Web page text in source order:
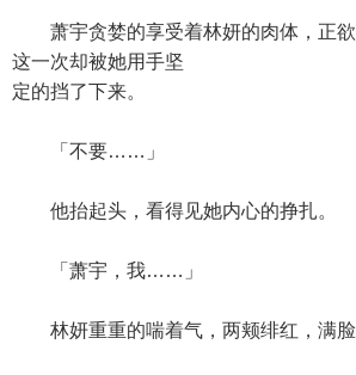
萧宇贪婪的享受着林妍的肉体，正欲
这一次却被她用手坚
定的挡了下来。
「不要……」
他抬起头，看得见她内心的挣扎。
「萧宇，我……」
林妍重重的喘着气，两颊绯红，满脸